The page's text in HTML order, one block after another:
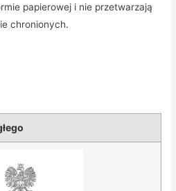
papierowej i nie przetwarzają
chronionych.